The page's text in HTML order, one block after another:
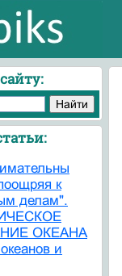
к
делам".
ОКЕАНА
и